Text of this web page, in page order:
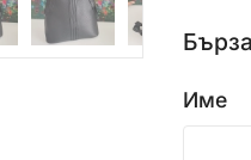
Име